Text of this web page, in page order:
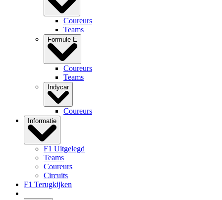
Coureurs
Teams
Formule E
Coureurs
Teams
Indycar
Coureurs
Informatie
F1 Uitgelegd
Teams
Coureurs
Circuits
F1 Terugkijken